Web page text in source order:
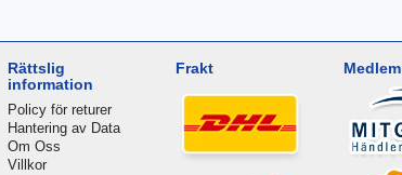
Rättslig
information
Policy för returer
Hantering av Data
Om Oss
Villkor
Frakt